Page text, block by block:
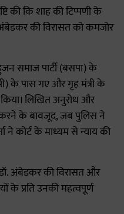
की कि शाह की टिप्पणी के
की विरासत को कमजोर
समाज पार्टी (बसपा) के
के पास गए और गृह मंत्री के
लिखित अनुरोध और
के बावजूद, जब पुलिस ने
ने कोर्ट के माध्यम से न्याय की
अंबेडकर की विरासत और
के प्रति उनकी महत्वपूर्ण